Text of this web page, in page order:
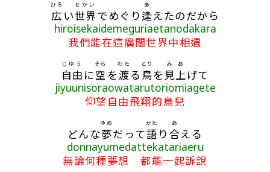
広
ひろ
い世界
せかい
でめぐり逢
あ
えたのだから
hiroisekaidemeguriaetanodakara
我們能在這廣闊世界中相遇
自由
じゆう
に空
そら
を渡
わた
る 鳥
とり
を 見
み
上
あ
げて
jiyuunisoraowatarutoriomiagete
仰望自由飛翔的鳥兒
どんな夢
ゆめ
だって語
かた
り 合
あ
える
donnayumedattekatariaeru
無論何種夢想 都能一起訴說